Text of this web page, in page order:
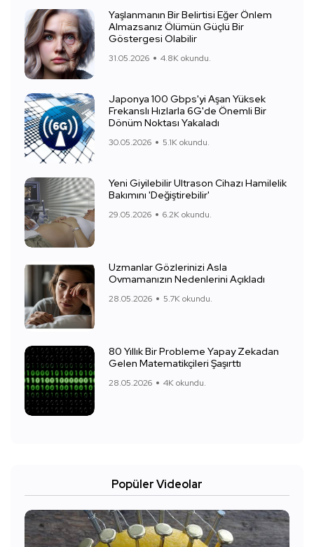
Yaşlanmanın Bir Belirtisi Eğer Önlem
Almazsanız Ölümün Güçlü Bir
Göstergesi Olabilir
31.05.2026 4.8K okundu.
Japonya 100 Gbps'yi Aşan Yüksek
Frekanslı Hızlarla 6G'de Önemli Bir
Dönüm Noktası Yakaladı
30.05.2026 5.1K okundu.
Yeni Giyilebilir Ultrason Cihazı Hamilelik
Bakımını 'Değiştirebilir'
29.05.2026 6.2K okundu.
Uzmanlar Gözlerinizi Asla
Ovmamanızın Nedenlerini Açıkladı
28.05.2026 5.7K okundu.
80 Yıllık Bir Probleme Yapay Zekadan
Gelen Matematikçileri Şaşırttı
28.05.2026 4K okundu.
Popüler Videolar